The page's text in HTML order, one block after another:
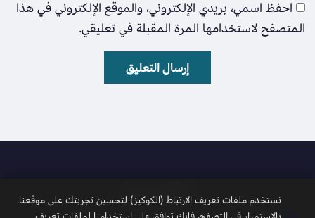
احفظ اسمي، بريدي الإلكتروني، والموقع الإلكتروني في هذا
المتصفح لاستخدامها المرة المقبلة في تعليقي.
الأمل نيوز
نستخدم ملفات تعريف الارتباط (الكوكيز) لتحسين تجربتك على موقعنا.